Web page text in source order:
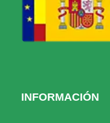
INFORMACIÓN